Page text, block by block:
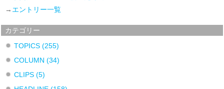
→ エントリー一覧
カテゴリー
TOPICS(255)
COLUMN(34)
CLIPS(5)